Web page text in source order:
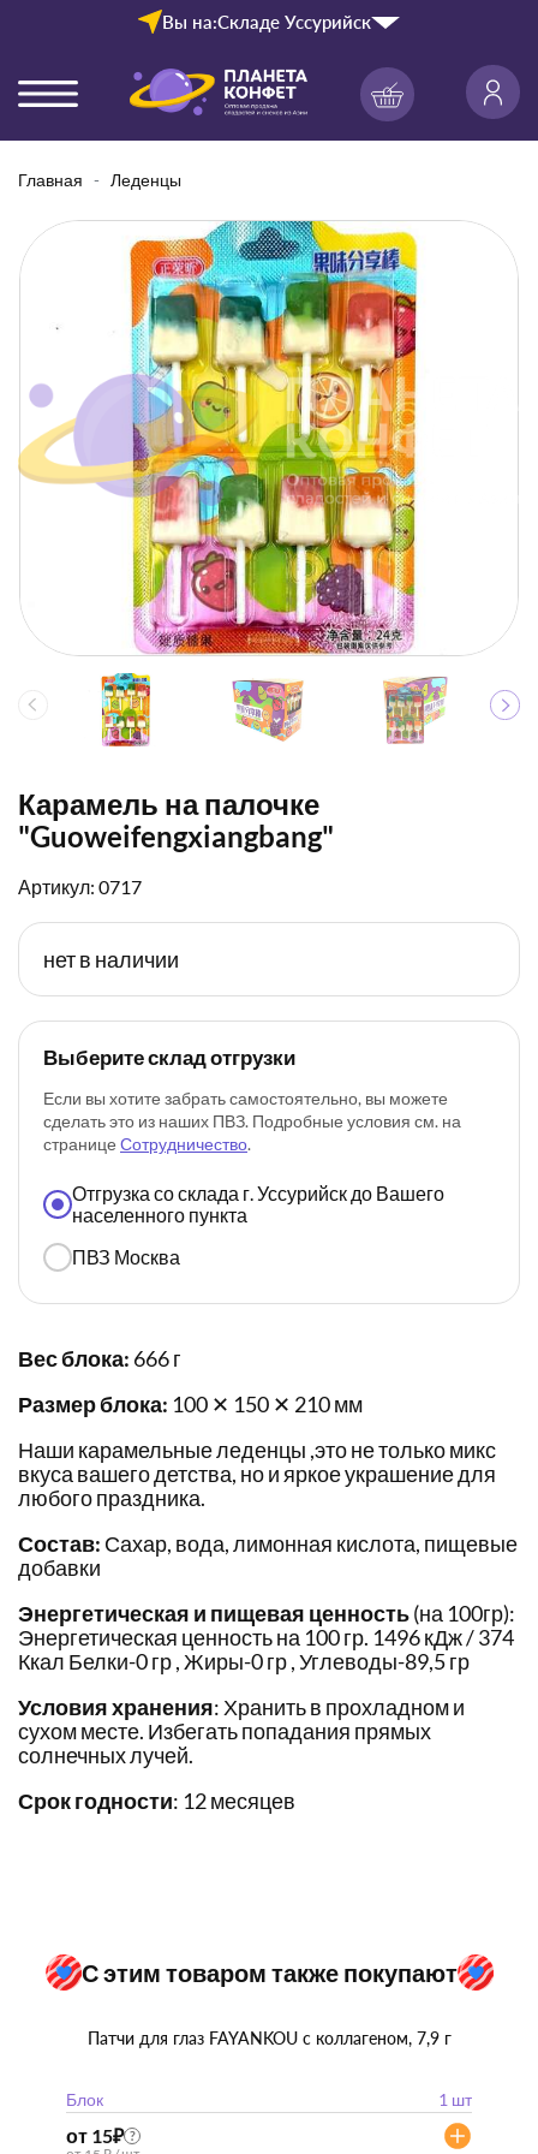
Вы на:Складе Уссурийск
Главная Леденцы
Карамель на палочке
"Guoweifengxiangbang"
Артикул: 0717
нет в наличии
Выберите склад отгрузки
Если вы хотите забрать самостоятельно, вы можете
сделать это из наших ПВЗ. Подробные условия см. на
странице Сотрудничество.
Отгрузка со склада г. Уссурийск до Вашего
населенного пункта
ПВЗ Москва
Вес блока: 666 г
Размер блока: 100 ✕ 150 ✕ 210 мм
Наши карамельные леденцы ,это не только микс
вкуса вашего детства, но и яркое украшение для
любого праздника.
Состав: Сахар, вода, лимонная кислота, пищевые
добавки
Энергетическая и пищевая ценность(на 100гр):
Энергетическая ценность на 100 гр. 1496 кДж / 374
Ккал Белки-0 гр , Жиры-0 гр , Углеводы-89,5 гр
Условия хранения: Хранить в прохладном и
сухом месте. Избегать попадания прямых
солнечных лучей.
Срок годности: 12 месяцев
С этим товаром также покупают
Патчи для глаз FAYANKOU с коллагеном, 7,9 г
Блок 1 шт
от 15₽ ?